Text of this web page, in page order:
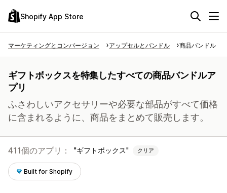
Shopify App Store
マーケティングとコンバージョン アップセルとバンドル 商品バンドル
ギフトボックスを特集したすべての商品バンドルア
プリ
ふさわしいアクセサリーや必要な部品がすべて価格
に含まれるように、商品をまとめて販売します。
411個のアプリ： ギフトボックス クリア
Built for Shopify